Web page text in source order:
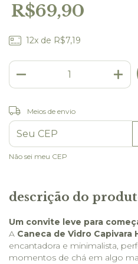
R$69,90
12x de R$7,19
Entregas para o CEP:
Meios de envio
Não sei meu CEP
descrição do
Um convite leve para
A Caneca de Vidro Capivara
encantadora e minimalista,
momentos de chá em algo